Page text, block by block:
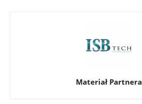
Materiał Partnera